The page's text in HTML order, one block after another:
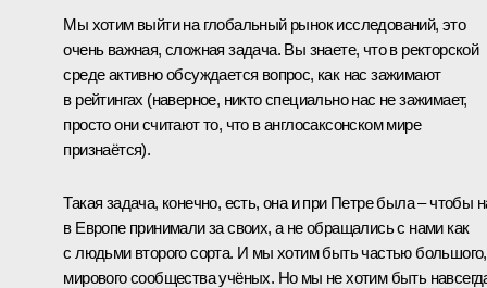
Мы хотим выйти на глобальный рынок исследований, это
очень важная, сложная задача. Вы знаете, что в ректорской
среде активно обсуждается вопрос, как нас зажимают
в рейтингах (наверное, никто специально нас не зажимает,
просто они считают то, что в англосаксонском мире
признаётся).
Такая задача, конечно, есть, она и при Петре была – чтобы
в Европе принимали за своих, а не обращались с нами как
с людьми второго сорта. И мы хотим быть частью большого,
мирового сообщества учёных. Но мы не хотим быть